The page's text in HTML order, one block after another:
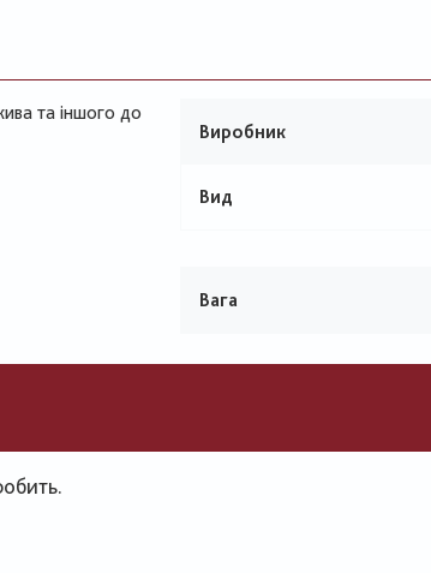
та іншого до
Виробник
Вид
Вага